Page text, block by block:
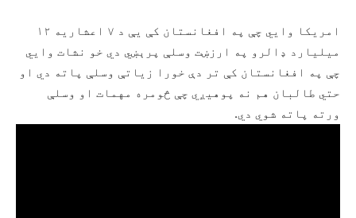
امریکا وايي چې په افغانستان کې یې د ۷ اعشاریه ۱۲
میلیارد ډالرو په ارزښت وسلې پرېښي دي خو نشات وايي
چې په افغانستان کې تر دې خورا زیاتې وسلې پاته دي او
حتي طالبان هم نه پوهیږي چې څومره مهمات او وسلې
ورته پاته شوي دي.